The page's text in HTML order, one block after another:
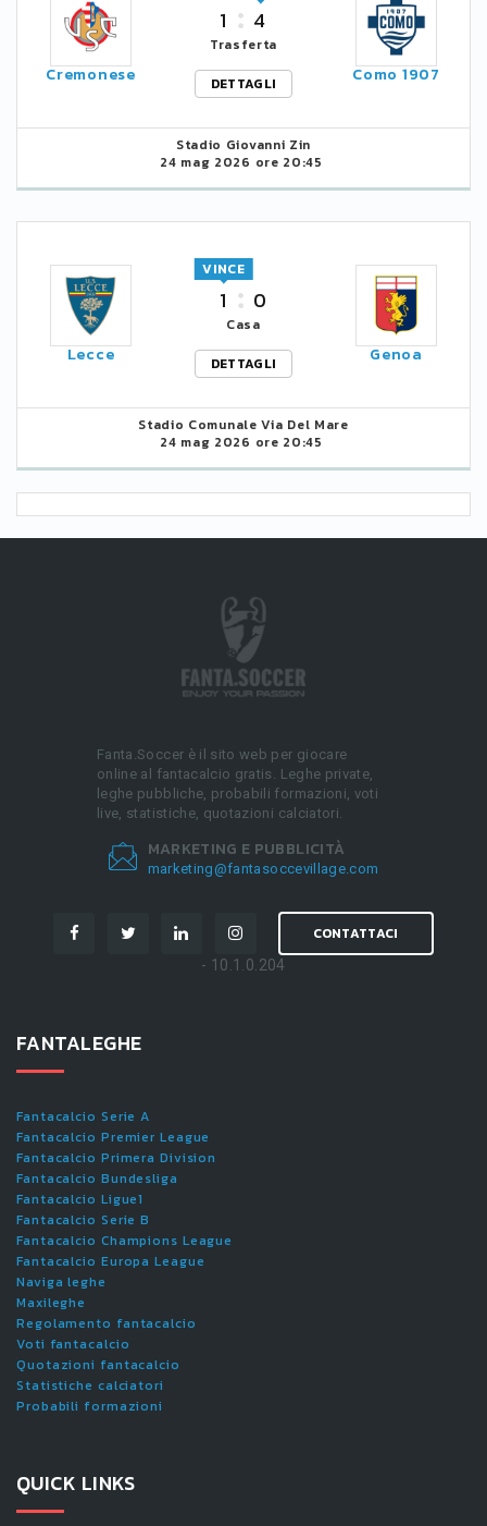
Cremonese
1 4
Trasferta
DETTAGLI
Como 1907
Stadio Giovanni Zin
24 mag 2026 ore 20:45
Lecce
1
VINCE
0
Casa
DETTAGLI
Genoa
Stadio Comunale Via Del Mare
24 mag 2026 ore 20:45
Fanta.Soccer è il sito web per giocare
online al fantacalcio gratis. Leghe private,
leghe pubbliche, probabili formazioni, voti
live, statistiche, quotazioni calciatori.
MARKETING E PUBBLICITÀ
marketing@fantasoccevillage.com
CONTATTACI
- 10.1.0.204
FANTALEGHE
Fantacalcio Serie A
Fantacalcio Premier League
Fantacalcio Primera Division
Fantacalcio Bundesliga
Fantacalcio Ligue1
Fantacalcio Serie B
Fantacalcio Champions League
Fantacalcio Europa League
Naviga leghe
Maxileghe
Regolamento fantacalcio
Voti fantacalcio
Quotazioni fantacalcio
Statistiche calciatori
Probabili formazioni
QUICK LINKS